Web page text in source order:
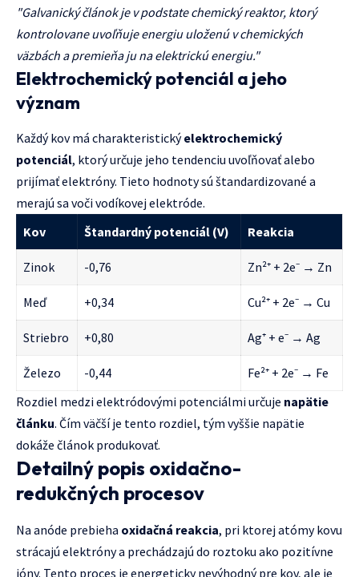
"Galvanický článok je v podstate chemický reaktor, ktorý
kontrolovane uvoľňuje energiu uloženú v chemických
väzbách a premieňa ju na elektrickú energiu."
Elektrochemický potenciál a jeho
význam
Každý kov má charakteristickýelektrochemický
potenciál, ktorý určuje jeho tendenciu uvoľňovať alebo
prijímať elektróny. Tieto hodnoty sú štandardizované a
merajú sa voči vodíkovej elektróde.
Kov
Štandardný potenciál (V) Reakcia
Zinok -0,76 Zn²⁺ + 2e⁻ → Zn
Meď +0,34 Cu²⁺ + 2e⁻ → Cu
Striebro +0,80 Ag⁺ + e⁻ → Ag
Železo -0,44
Fe²⁺ + 2e⁻ → Fe
Rozdiel medzi elektródovými potenciálmi určuje napätie
článku. Čím väčší je tento rozdiel, tým vyššie napätie
dokáže článok produkovať.
Detailný popis oxidačno-
redukčných procesov
Na anóde prebieha oxidačná reakcia, pri ktorej atómy kovu
strácajú elektróny a prechádzajú do roztoku ako pozitívne
ióny. Tento proces je energeticky nevýhodný pre kov, ale je